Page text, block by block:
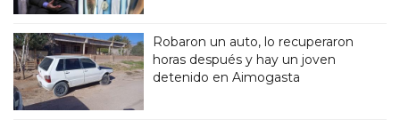
Robaron un auto, lo recuperaron
horas después y hay un joven
detenido en Aimogasta